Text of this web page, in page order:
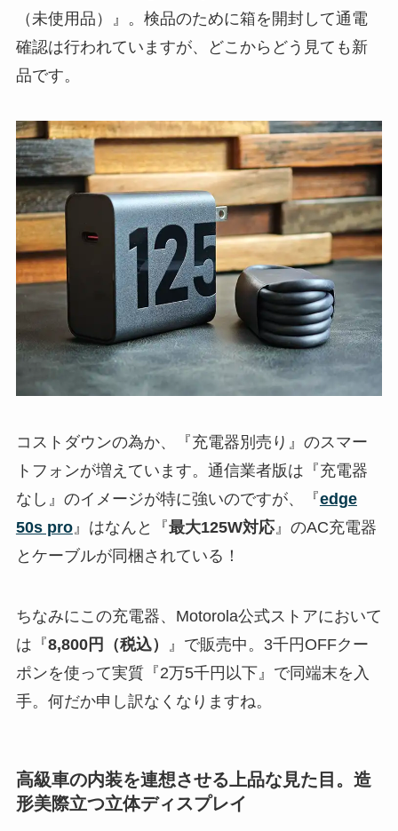
（未使用品）』。検品のために箱を開封して通電
確認は行われていますが、どこからどう見ても新
品です。
コストダウンの為か、『充電器別売り』のスマー
トフォンが増えています。通信業者版は『充電器
なし』のイメージが特に強いのですが、『edge
50s pro』はなんと『最大125W対応』のAC充電器
とケーブルが同梱されている！
ちなみにこの充電器、Motorola公式ストアにおいて
は『8,800円（税込）
』で販売中。3千円OFFクー
ポンを使って実質『2万5千円以下』で同端末を入
手。何だか申し訳なくなりますね。
高級車の内装を連想させる上品な見た目。造
形美際立つ立体ディスプレイ